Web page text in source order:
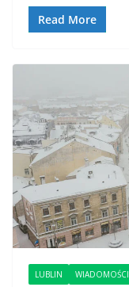
Read More
LUBLIN WIADOMOŚCI